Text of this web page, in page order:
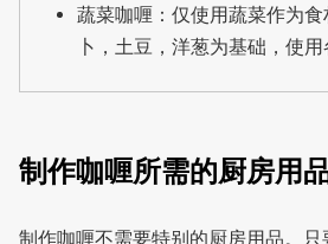
蔬菜咖喱：仅使用蔬菜作为
卜，土豆，洋葱为基础，使用
制作咖喱所需的厨房用
制作咖喱不需要特别的厨房用品。